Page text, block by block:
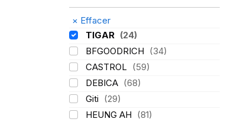
× Effacer
TIGAR (24)
BFGOODRICH (34)
CASTROL (59)
DEBICA (68)
Giti (29)
HEUNG AH (81)